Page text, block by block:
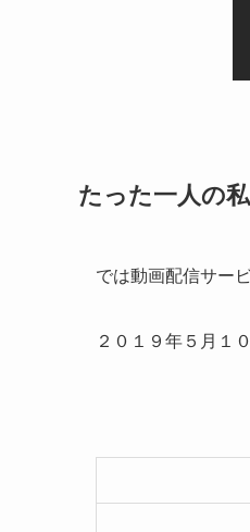
たった一人の
では動画配信サー
２０１９年５月１